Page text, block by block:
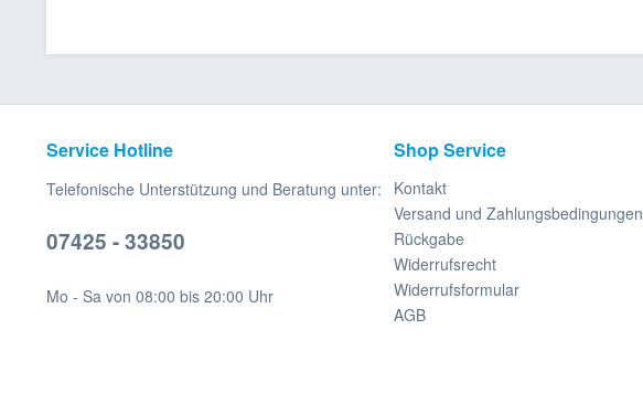
Service Hotline
Telefonische Unterstützung und Beratung unter:
07425 - 33850
Mo - Sa von 08:00 bis 20:00 Uhr
Shop Service
Kontakt
Versand und Zahlungsbedingungen
Rückgabe
Widerrufsrecht
Widerrufsformular
AGB